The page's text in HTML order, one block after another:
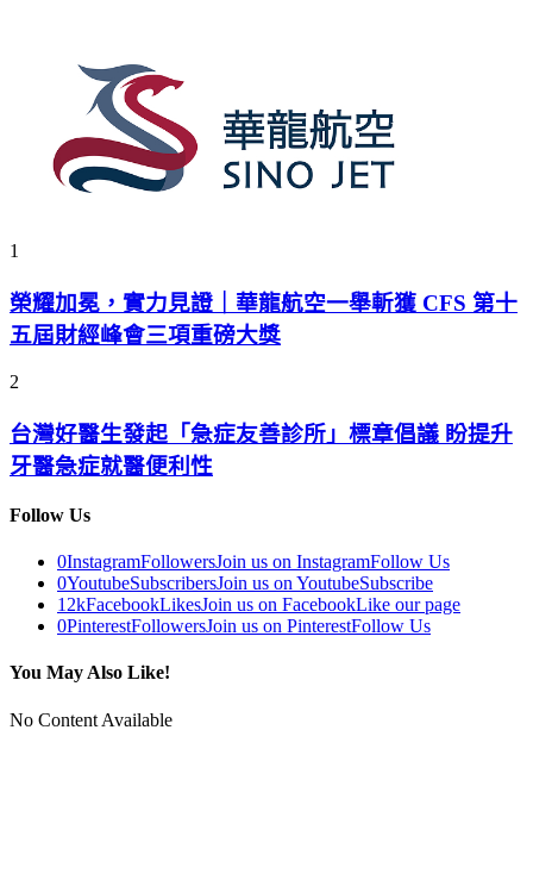
1
榮耀加冕，實力見證｜華龍航空一舉斬獲 CFS 第十
五屆財經峰會三項重磅大獎
2
台灣好醫生發起「急症友善診所」標章倡議 盼提升
牙醫急症就醫便利性
Follow Us
0InstagramFollowersJoin us on InstagramFollow Us
0YoutubeSubscribersJoin us on YoutubeSubscribe
12kFacebookLikesJoin us on FacebookLike our page
0PinterestFollowersJoin us on PinterestFollow Us
You May Also Like!
No Content Available